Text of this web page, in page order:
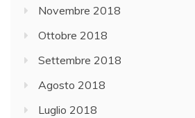
Novembre 2018
Ottobre 2018
Settembre 2018
Agosto 2018
Luglio 2018